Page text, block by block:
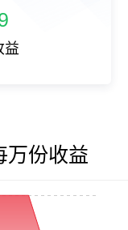
益
万份收益